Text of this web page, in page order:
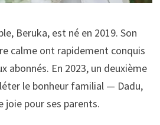
Beruka, est né en 2019. Son
calme ont rapidement conquis
abonnés. En 2023, un deuxième
le bonheur familial — Dadu,
joie pour ses parents.